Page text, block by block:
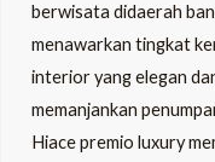
berwisata didaerah
menawarkan tingkat
interior yang elegan
memanjankan
Hiace premio luxury